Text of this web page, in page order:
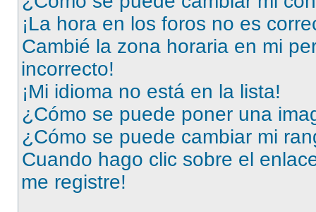
¡La hora en los foros no es
Cambié la zona horaria en mi
incorrecto!
¡Mi idioma no está en la lista!
¿Cómo se puede poner una
¿Cómo se puede cambiar mi
Cuando hago clic sobre el
me registre!